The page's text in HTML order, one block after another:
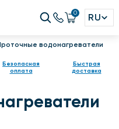
0 RU
водонагреватели
Безопасная
оплата
Быстрая
доставка